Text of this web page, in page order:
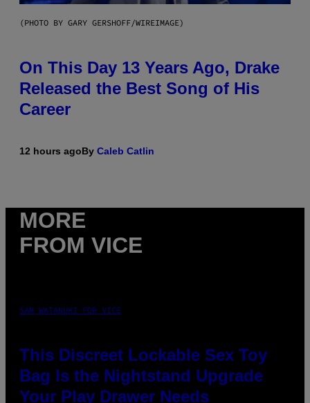
(PHOTO BY GARY GERSHOFF/WIREIMAGE)
On This Day 13 Years Ago, Drake
Released the Best Song of His
Career
12 hours agoBy Caleb Catlin
MORE
FROM VICE
SAM WATANUKI FOR VICE
This Discreet Lockable Sex Toy
Bag Is the Nightstand Upgrade
Your Play Drawer Needs